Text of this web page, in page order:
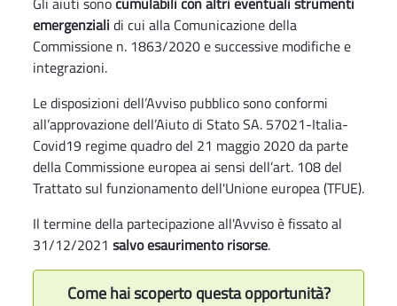
emergenziali di cui alla Comunicazione della
Commissione n. 1863/2020 e successive modifiche e
integrazioni.
Le disposizioni dell’Avviso pubblico sono conformi
all’approvazione dell’Aiuto di Stato SA. 57021-Italia-
Covid19 regime quadro del 21 maggio 2020 da parte
della Commissione europea ai sensi dell’art. 108 del
Trattato sul funzionamento dell'Unione europea (TFUE).
Il termine della partecipazione all'Avviso è fissato al
31/12/2021 salvo esaurimento risorse.
Come hai scoperto questa opportunità?